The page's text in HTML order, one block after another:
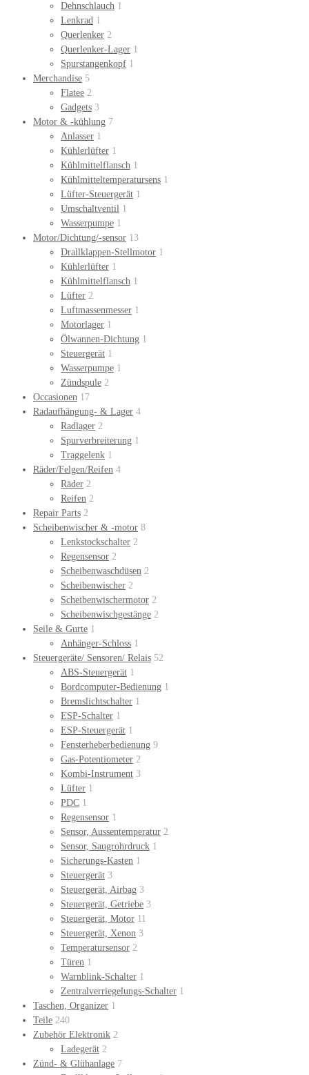
Dehnschlauch 1
Lenkrad 1
Querlenker 2
Querlenker-Lager 1
Spurstangenkopf 1
Merchandise 5
Flatee 2
Gadgets 3
Motor & -kühlung 7
Anlasser 1
Kühlerlüfter 1
Kühlmittelflansch 1
Kühlmitteltemperatursens 1
Lüfter-Steuergerät 1
Umschaltventil 1
Wasserpumpe 1
Motor/Dichtung/-sensor 13
Drallklappen-Stellmotor 1
Kühlerlüfter 1
Kühlmittelflansch 1
Lüfter 2
Luftmassenmesser 1
Motorlager 1
Ölwannen-Dichtung 1
Steuergerät 1
Wasserpumpe 1
Zündspule 2
Occasionen 17
Radaufhängung- & Lager 4
Radlager 2
Spurverbreiterung 1
Traggelenk 1
Räder/Felgen/Reifen 4
Räder 2
Reifen 2
Repair Parts 2
Scheibenwischer & -motor 8
Lenkstockschalter 2
Regensensor 2
Scheibenwaschdüsen 2
Scheibenwischer 2
Scheibenwischermotor 2
Scheibenwischgestänge 2
Seile & Gurte 1
Anhänger-Schloss 1
Steuergeräte/ Sensoren/ Relais 52
ABS-Steuergerät 1
Bordcomputer-Bedienung 1
Bremslichtschalter 1
ESP-Schalter 1
ESP-Steuergerät 1
Fensterheberbedienung 9
Gas-Potentiometer 2
Kombi-Instrument 3
Lüfter 1
PDC 1
Regensensor 1
Sensor, Aussentemperatur 2
Sensor, Saugrohrdruck 1
Sicherungs-Kasten 1
Steuergerät 3
Steuergerät, Airbag 3
Steuergerät, Getriebe 3
Steuergerät, Motor 11
Steuergerät, Xenon 3
Temperatursensor 2
Türen 1
Warnblink-Schalter 1
Zentralverriegelungs-Schalter 1
Taschen, Organizer 1
Teile 240
Zubehör Elektronik 2
Ladegerät 2
Zünd- & Glühanlage 7